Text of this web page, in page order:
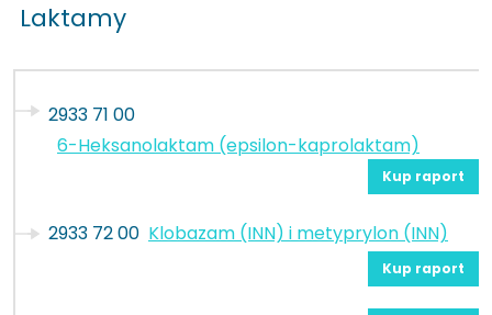
Laktamy
2933 71 00
6-Heksanolaktam (epsilon-kaprolaktam)
Kup raport
2933 72 00 Klobazam (INN) i metyprylon (INN)
Kup raport